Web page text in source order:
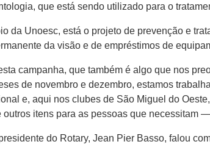
que está sendo utilizado para o
da Unoesc, está o projeto de prevenção e
da visão e de empréstimos de
campanha, que também é algo que nos
de novembro e dezembro, estamos
e, aqui nos clubes de São Miguel do
itens para as pessoas que necessitam
do Rotary, Jean Pier Basso, falou